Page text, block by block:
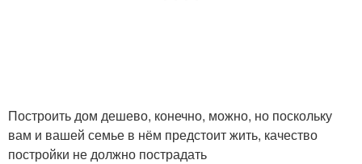
Дом из камня Дом от а
Построить дом дешево, конечно, можно, но поскольку
вам и вашей семье в нём предстоит жить, качество
постройки не должно пострадать